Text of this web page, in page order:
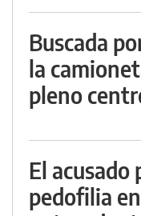
Buscada
la
pleno
El acusado
pedofilia